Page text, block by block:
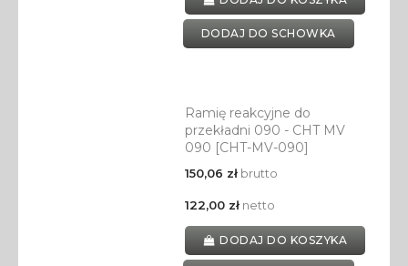
DODAJ DO SCHOWKA
Ramię reakcyjne do
przekładni 090 - CHT MV
090 [CHT-MV-090]
150,06 złbrutto
122,00 złnetto
DODAJ DO KOSZYKA